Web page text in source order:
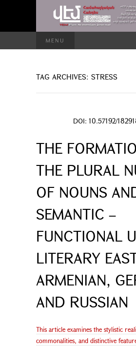
MENU
TAG ARCHIVES: STRESS
DOI: 10.57192/
THE
THE PLURAL
OF NOUNS
SEMANTIC –
FUNCTIONAL
LITERARY
ARMENIAN,
AND RUSSIAN
This article examines the stylistic
commonalities, and distinctive